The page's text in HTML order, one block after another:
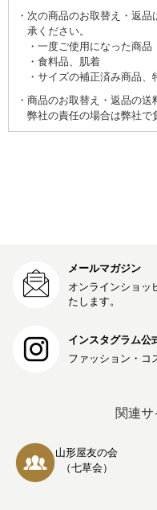
次の商品のお取替え・返品
承ください。
一度ご使用になった商品
食料品、肌着
サイズの補正済み商品、
商品のお取替え・返品の送
弊社の責任の場合は弊社で
メールマガジン
オンラインショッ
たします。
インスタグラム公
ファッション・コ
関連サ
山形屋友の会
（七草会）